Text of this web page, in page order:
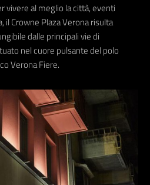
vivere al meglio la città, eventi
il Crowne Plaza Verona risulta
dalle principali vie di
nel cuore pulsante del polo
Verona Fiere.